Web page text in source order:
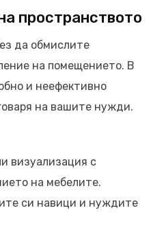
пространството
да обмислите
на помещението. В
и неефективно
на вашите нужди.
визуализация с
на мебелите.
си навици и нуждите